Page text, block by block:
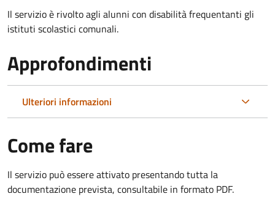
Il servizio è rivolto agli alunni con disabilità frequentanti gli
istituti scolastici comunali.
Approfondimenti
Ulteriori informazioni
Come fare
Il servizio può essere attivato presentando tutta la
documentazione prevista, consultabile in formato PDF.